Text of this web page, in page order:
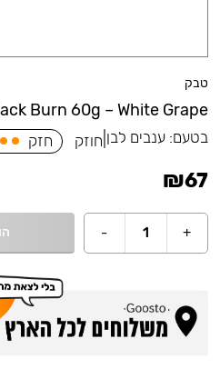
טבק
Burn 60g – White Grape
בטעם:ענבים לבן חוזק חזק
₪67
+
1
-